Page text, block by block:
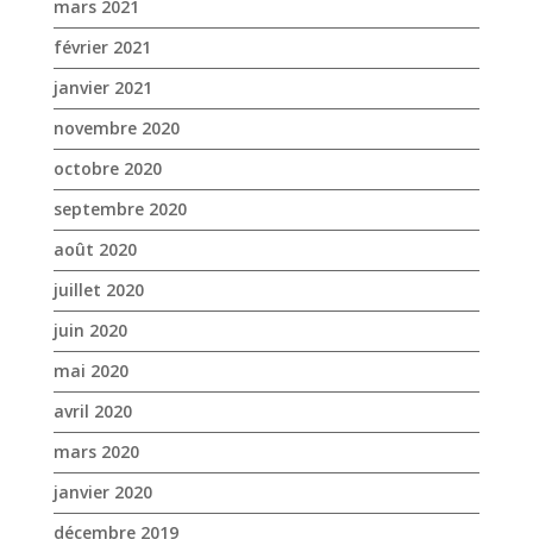
septembre 2020
août 2020
juillet 2020
juin 2020
mai 2020
avril 2020
mars 2020
janvier 2020
décembre 2019
novembre 2019
octobre 2019
septembre 2019
août 2019
juillet 2019